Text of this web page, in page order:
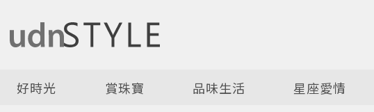
好時光 賞珠寶 品味生活 星座愛情